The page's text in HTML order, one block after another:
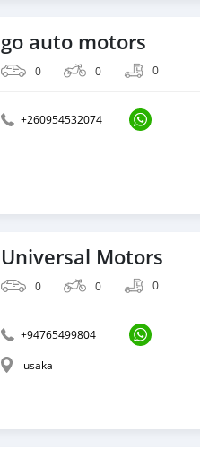
go auto motors
0 0 0
+260954532074
Universal Motors
0 0 0
+94765499804
lusaka